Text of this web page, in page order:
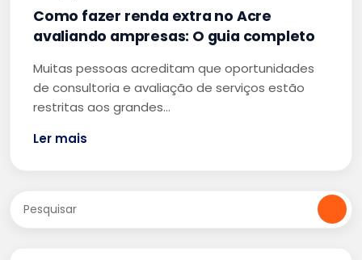
Como fazer renda extra no Acre
avaliando ampresas: O guia completo
Muitas pessoas acreditam que oportunidades
de consultoria e avaliação de serviços estão
restritas aos grandes…
Ler mais